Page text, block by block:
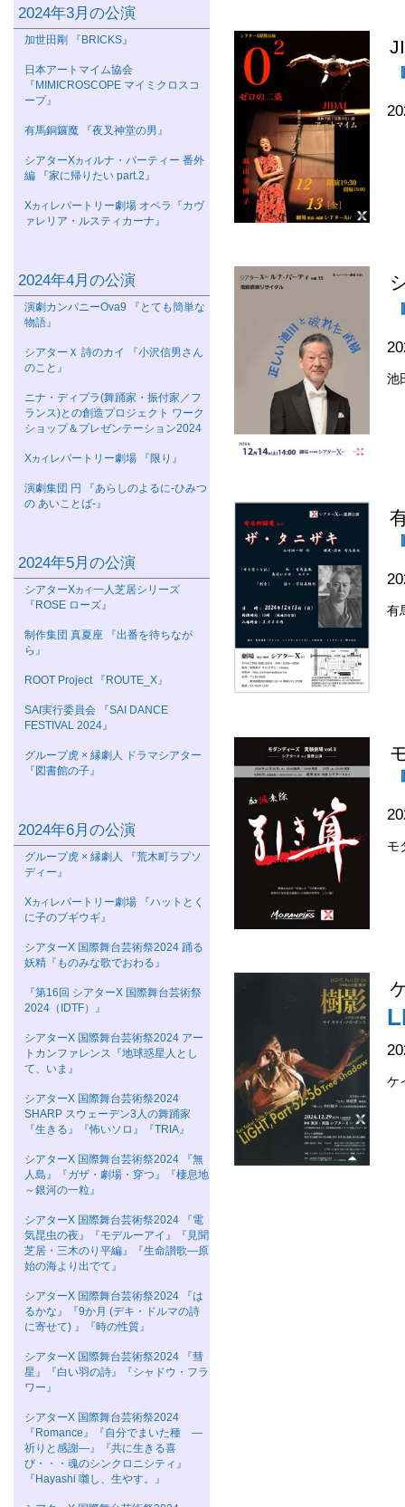
2024年3月の公演
加世田剛 『BRICKS』
日本アートマイム協会
『MIMICROSCOPE マイミクロスコ
ープ』
有馬銅鑼魔 『夜叉神堂の男』
シアターΧカイ ルナ・パーティー 番外
編 『家に帰りたい part.2』
Χカイ レパートリー劇場 オペラ『カヴ
ァレリア・ルスティカーナ』
2024年4月の公演
演劇カンパニーOva9 『とても簡単な
物語』
シアターＸ 詩のカイ 『小沢信男さん
のこと』
ニナ・ディプラ(舞踊家・振付家／フ
ランス)との創造プロジェクト ワーク
ショップ＆プレゼンテーション2024
Χカイ レパートリー劇場 『限り』
演劇集団 円 『あらしのよるに-ひみつ
の あいことば-』
2024年5月の公演
シアターΧカイ一人芝居シリーズ
『ROSE ローズ』
制作集団 真夏座 『出番を待ちなが
ら』
ROOT Project 『ROUTE_X』
SAI実行委員会 『SAI DANCE
FESTIVAL 2024』
グループ虎 × 縁劇人 ドラマシアター
『図書館の子』
2024年6月の公演
グループ虎 × 縁劇人 『荒木町ラプソ
ディー』
Χカイ レパートリー劇場 『ハットとく
に子のブギウギ』
シアターΧ 国際舞台芸術祭2024 踊る
妖精『ものみな歌でおわる』
『第16回 シアターΧ 国際舞台芸術祭
2024（IDTF）』
シアターΧ 国際舞台芸術祭2024 アー
トカンファレンス『地球惑星人とし
て、いま』
シアターΧ 国際舞台芸術祭2024
SHARP スウェーデン3人の舞踊家
『生きる』『怖いソロ』『TRIA』
シアターΧ 国際舞台芸術祭2024 『無
人島』『ガザ・劇場・穿つ』『棲息地
～銀河の一粒』
シアターΧ 国際舞台芸術祭2024 『電
気昆虫の夜』『モデルーアイ』『見聞
芝居・三木のり平編』『生命讃歌―原
始の海より出でて』
シアターΧ 国際舞台芸術祭2024 『は
るかな』『9か月 (デキ・ドルマの詩
に寄せて) 』『時の性質』
シアターΧ 国際舞台芸術祭2024 『彗
星』『白い羽の詩』『シャドウ・フラ
ワー』
シアターΧ 国際舞台芸術祭2024
『Romance』『自分でまいた種 ―
祈りと感謝―』『共に生きる喜
び・・・魂のシンクロニシティ』
『Hayashi 囃し、生やす。』
池
有
モ
ケ